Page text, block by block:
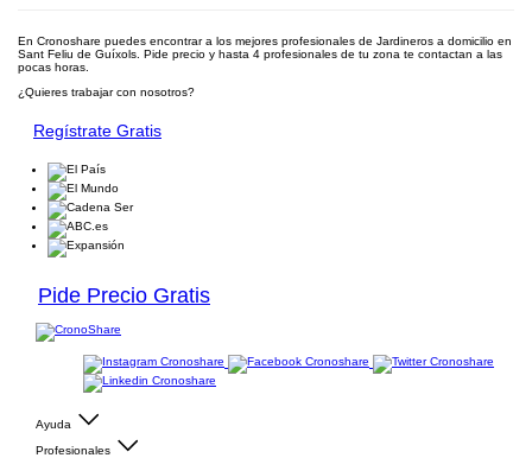
En Cronoshare puedes encontrar a los mejores profesionales de Jardineros a domicilio en
Sant Feliu de Guíxols. Pide precio y hasta 4 profesionales de tu zona te contactan a las
pocas horas.
¿Quieres trabajar con nosotros?
Regístrate Gratis
Pide Precio Gratis
Ayuda
Profesionales